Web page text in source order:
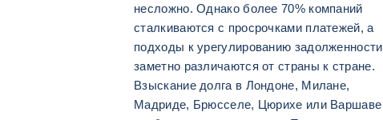
несложно. Однако более 70% компаний
сталкиваются с просрочками платежей, а
подходы к урегулированию задолженности
заметно различаются от страны к стране.
Взыскание долга в Лондоне, Милане,
Мадриде, Брюсселе, Цюрихе или Варшаве